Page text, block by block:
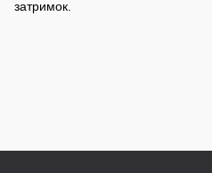
затримок.